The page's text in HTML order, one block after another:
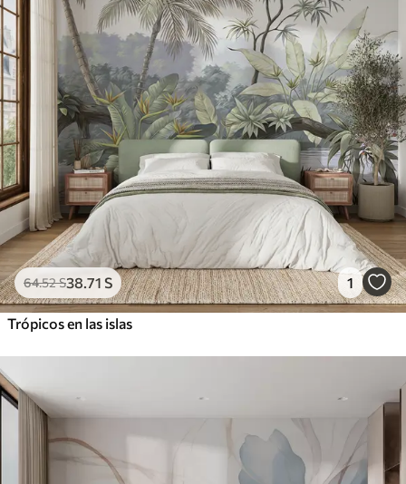
64.52S38.71 S 1
Trópicos en las islas